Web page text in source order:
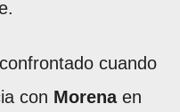
cuando
con Morenaen